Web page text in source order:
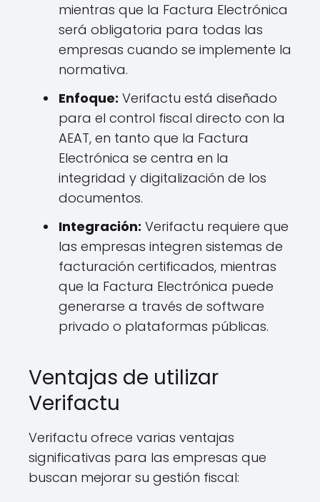
mientras que la Factura Electrónica
será obligatoria para todas las
empresas cuando se implemente la
normativa.
Enfoque: Verifactu está diseñado
para el control fiscal directo con la
AEAT, en tanto que la Factura
Electrónica se centra en la
integridad y digitalización de los
documentos.
Integración: Verifactu requiere que
las empresas integren sistemas de
facturación certificados, mientras
que la Factura Electrónica puede
generarse a través de software
privado o plataformas públicas.
Ventajas de utilizar
Verifactu
Verifactu ofrece varias ventajas
significativas para las empresas que
buscan mejorar su gestión fiscal: